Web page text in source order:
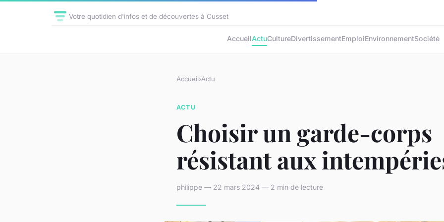
Votre quotidien d'infos et de découvertes à Cusset
AccueilActuCultureDivertissementEmploiEnvironnementSociété
Accueil›Actu
ACTU
Choisir un garde-corps
résistant aux
philippe — 22 mars 2024 — 2 min de lecture